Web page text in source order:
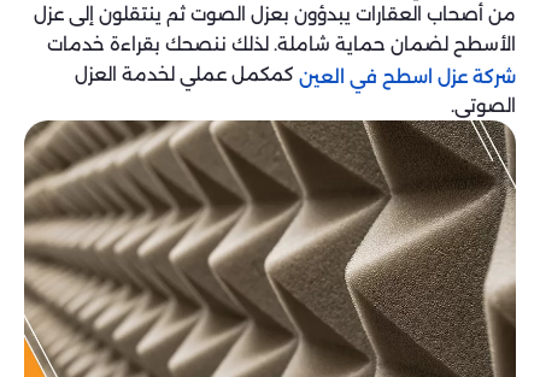
من أصحاب العقارات يبدؤون بعزل الصوت ثم ينتقلون إلى عزل
الأسطح لضمان حماية شاملة. لذلك ننصحك بقراءة خدمات
شركة عزل اسطح في العين كمكمل عملي لخدمة العزل
الصوتي.